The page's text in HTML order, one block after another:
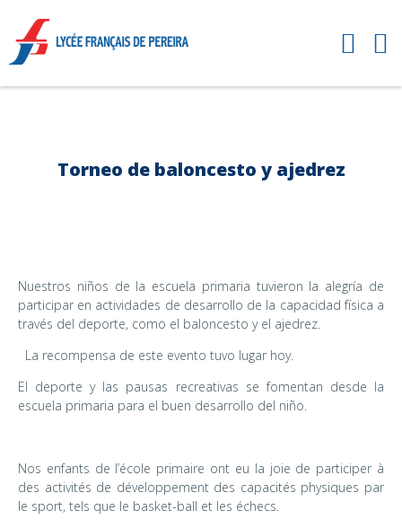
Torneo de baloncesto y ajedrez
Nuestros niños de la escuela primaria tuvieron la alegría de
participar en actividades de desarrollo de la capacidad física a
través del deporte, como el baloncesto y el ajedrez.
La recompensa de este evento tuvo lugar hoy.
El deporte y las pausas recreativas se fomentan desde la
escuela primaria para el buen desarrollo del niño.
Nos enfants de l’école primaire ont eu la joie de participer à
des activités de développement des capacités physiques par
le sport, tels que le basket-ball et les échecs.